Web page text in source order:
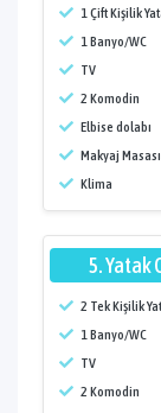
1 Çift Kişilik
1 Banyo/WC
TV
2 Komodin
Elbise dolabı
Makyaj Masası
Klima
5. Yatak
2 Tek Kişilik
1 Banyo/WC
TV
2 Komodin